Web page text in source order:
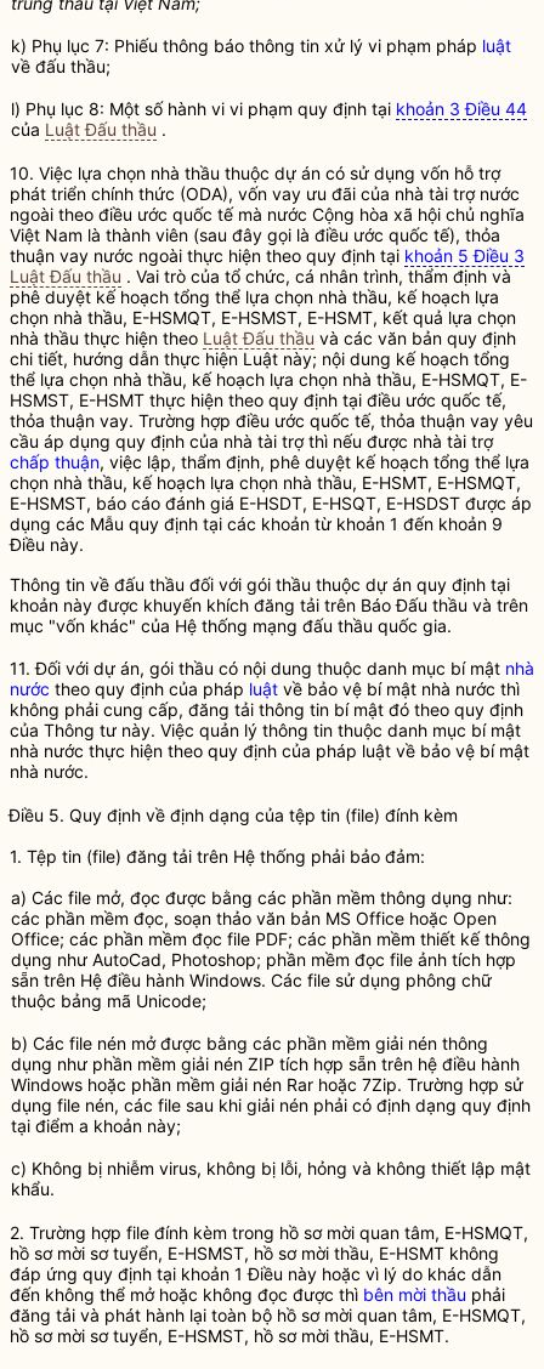
k) Phụ lục 7: Phiếu thông báo thông tin xử lý vi phạm pháp luật
về đấu thầu;
l) Phụ lục 8: Một số hành vi vi phạm quy định tại khoản 3 Điều 44
của Luật Đấu thầu .
10. Việc lựa chọn nhà thầu thuộc dự án có sử dụng vốn hỗ trợ
phát triển chính thức (ODA), vốn vay ưu đãi của nhà tài trợ nước
ngoài theo điều ước quốc tế mà nước Cộng hòa xã hội chủ nghĩa
Việt Nam là thành viên (sau đây gọi là điều ước quốc tế), thỏa
thuận vay nước ngoài thực hiện theo quy định tại khoản 5 Điều 3
Luật Đấu thầu . Vai trò của tổ chức, cá nhân trình, thẩm định và
phê duyệt kế hoạch tổng thể lựa chọn nhà thầu, kế hoạch lựa
chọn nhà thầu, E-HSMQT, E-HSMST, E-HSMT, kết quả lựa chọn
nhà thầu thực hiện theo Luật Đấu thầu và các văn bản quy định
chi tiết, hướng dẫn thực hiện Luật này; nội dung kế hoạch tổng
thể lựa chọn nhà thầu, kế hoạch lựa chọn nhà thầu, E-HSMQT, E-
HSMST, E-HSMT thực hiện theo quy định tại điều ước quốc tế,
thỏa thuận vay. Trường hợp điều ước quốc tế, thỏa thuận vay yêu
cầu áp dụng quy định của nhà tài trợ thì nếu được nhà tài trợ
chấp thuận, việc lập, thẩm định, phê duyệt kế hoạch tổng thể lựa
chọn nhà thầu, kế hoạch lựa chọn nhà thầu, E-HSMT, E-HSMQT,
E-HSMST, báo cáo đánh giá E-HSDT, E-HSQT, E-HSDST được áp
dụng các Mẫu quy định tại các khoản từ khoản 1 đến khoản 9
Điều này.
Thông tin về đấu thầu đối với gói thầu thuộc dự án quy định tại
khoản này được khuyến khích đăng tải trên Báo Đấu thầu và trên
mục "vốn khác" của Hệ thống mạng đấu thầu quốc gia.
11. Đối với dự án, gói thầu có nội dung thuộc danh mục bí mật nhà
nước theo quy định của pháp luật về bảo vệ bí mật nhà nước thì
không phải cung cấp, đăng tải thông tin bí mật đó theo quy định
của Thông tư này. Việc quản lý thông tin thuộc danh mục bí mật
nhà nước thực hiện theo quy định của pháp luật về bảo vệ bí mật
nhà nước.
Điều 5. Quy định về định dạng của tệp tin (file) đính kèm
1. Tệp tin (file) đăng tải trên Hệ thống phải bảo đảm:
a) Các file mở, đọc được bằng các phần mềm thông dụng như:
các phần mềm đọc, soạn thảo văn bản MS Office hoặc Open
Office; các phần mềm đọc file PDF; các phần mềm thiết kế thông
dụng như AutoCad, Photoshop; phần mềm đọc file ảnh tích hợp
sẵn trên Hệ điều hành Windows. Các file sử dụng phông chữ
thuộc bảng mã Unicode;
b) Các file nén mở được bằng các phần mềm giải nén thông
dụng như phần mềm giải nén ZIP tích hợp sẵn trên hệ điều hành
Windows hoặc phần mềm giải nén Rar hoặc 7Zip. Trường hợp sử
dụng file nén, các file sau khi giải nén phải có định dạng quy định
tại điểm a khoản này;
c) Không bị nhiễm virus, không bị lỗi, hỏng và không thiết lập mật
khẩu.
2. Trường hợp file đính kèm trong hồ sơ mời quan tâm, E-HSMQT,
hồ sơ mời sơ tuyển, E-HSMST, hồ sơ mời thầu, E-HSMT không
đáp ứng quy định tại khoản 1 Điều này hoặc vì lý do khác dẫn
đến không thể mở hoặc không đọc được thì bên mời thầu phải
đăng tải và phát hành lại toàn bộ hồ sơ mời quan tâm, E-HSMQT,
hồ sơ mời sơ tuyển, E-HSMST, hồ sơ mời thầu, E-HSMT.